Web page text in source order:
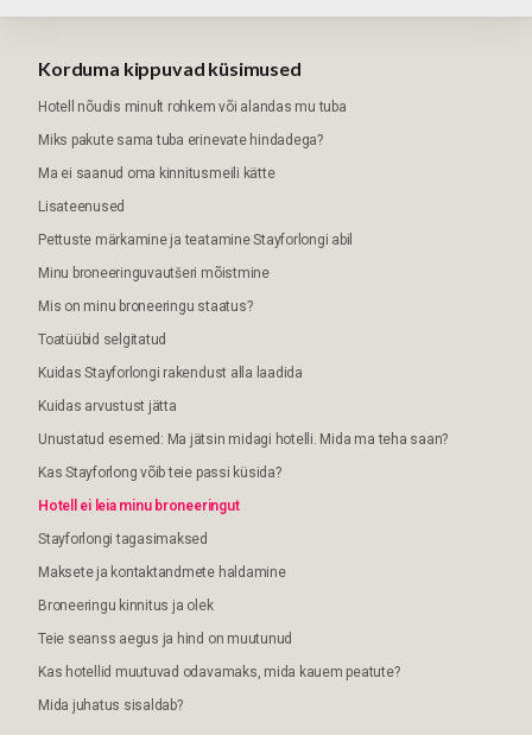
Korduma kippuvad küsimused
Hotell nõudis minult rohkem või alandas mu tuba
Miks pakute sama tuba erinevate hindadega?
Ma ei saanud oma kinnitusmeili kätte
Lisateenused
Pettuste märkamine ja teatamine Stayforlongi abil
Minu broneeringuvautšeri mõistmine
Mis on minu broneeringu staatus?
Toatüübid selgitatud
Kuidas Stayforlongi rakendust alla laadida
Kuidas arvustust jätta
Unustatud esemed: Ma jätsin midagi hotelli. Mida ma teha saan?
Kas Stayforlong võib teie passi küsida?
Hotell ei leia minu broneeringut
Stayforlongi tagasimaksed
Maksete ja kontaktandmete haldamine
Broneeringu kinnitus ja olek
Teie seanss aegus ja hind on muutunud
Kas hotellid muutuvad odavamaks, mida kauem peatute?
Mida juhatus sisaldab?